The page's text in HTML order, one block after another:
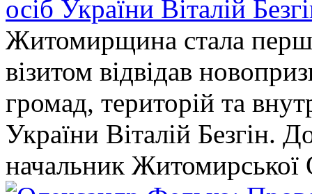
осіб України Віталій
Житомирщина стала
візитом відвідав
громад, територій та
України Віталій Безгін.
начальник